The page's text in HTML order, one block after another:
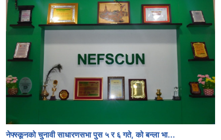
नेफ्स्कूनको चुनावी साधारणसभा पुस ५ र ६ गते, को बन्ला भा...